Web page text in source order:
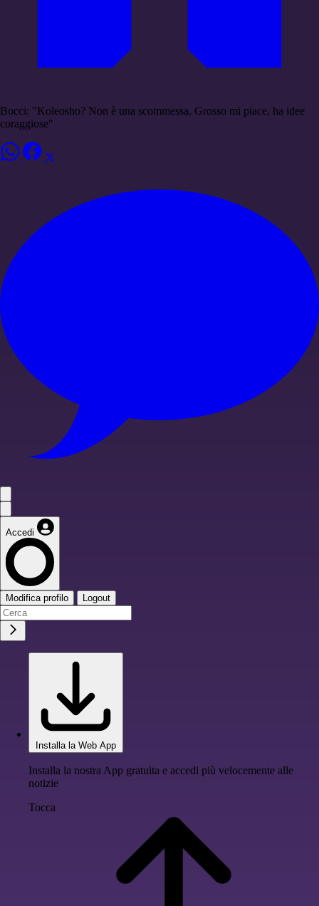
Bocci: "Koleosho? Non è una scommessa. Grosso mi piace, ha idee
coraggiose"
Accedi
Modifica profilo Logout
Installa la Web App
Installa la nostra App gratuita e accedi più velocemente alle
notizie
Tocca